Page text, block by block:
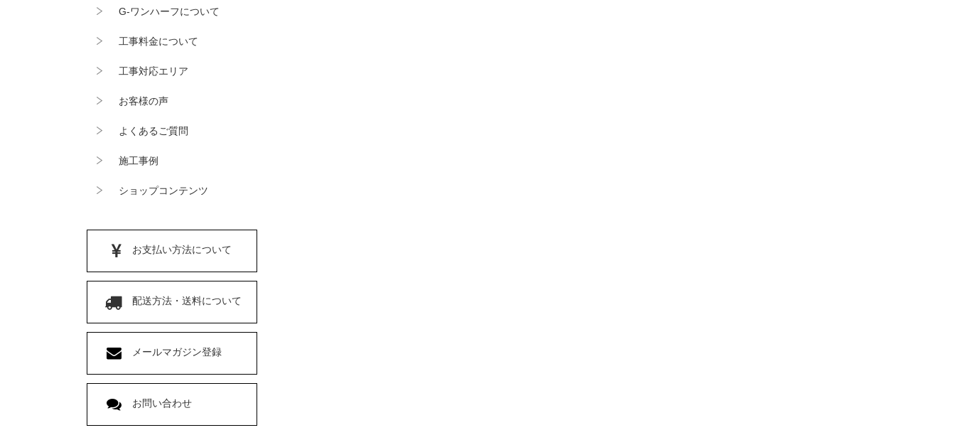
G-ワンハーフについて
工事料金について
工事対応エリア
お客様の声
よくあるご質問
施工事例
ショップコンテンツ
お支払い方法について
配送方法・送料について
メールマガジン登録
お問い合わせ